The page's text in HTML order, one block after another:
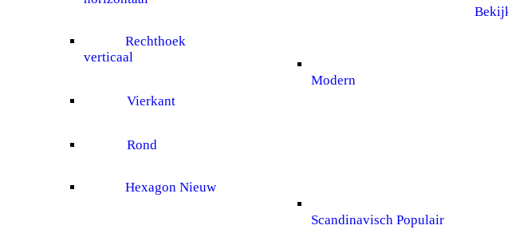
Rechthoek
verticaal
Vierkant
Rond
Hexagon Nieuw
Modern
Scandinavisch Populair